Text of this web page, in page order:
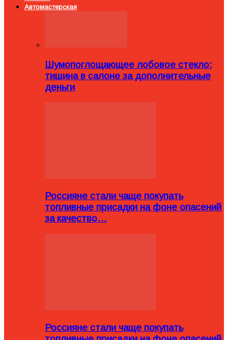
Автомастерская
Шумопоглощающее лобовое стекло:
тишина в салоне за дополнительные
деньги
Россияне стали чаще покупать
топливные присадки на фоне опасений
за качество…
Россияне стали чаще покупать